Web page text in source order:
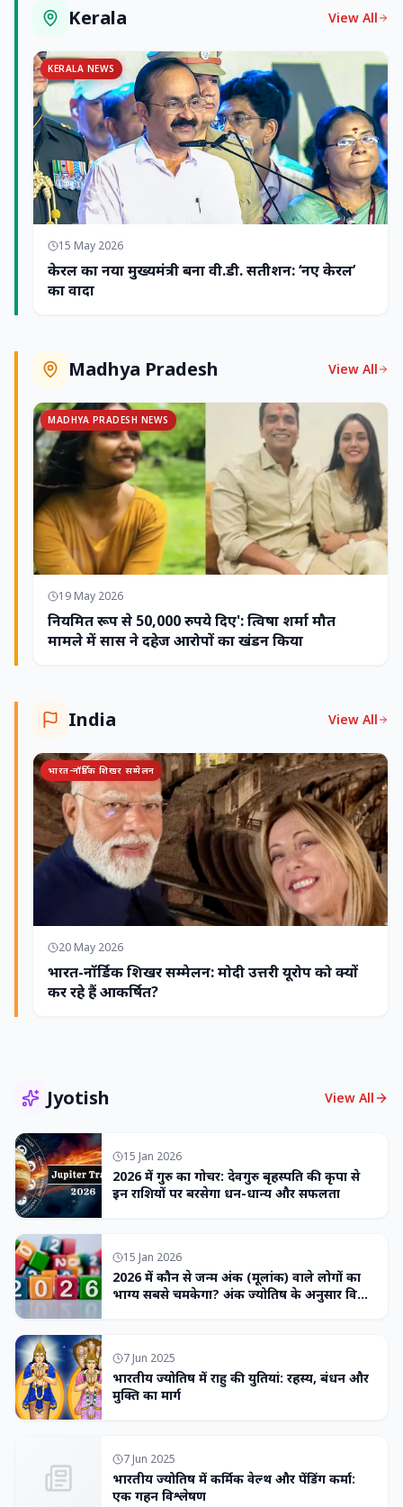
Kerala View All
KERALA NEWS
15 May 2026
केरल का नया मुख्यमंत्री बना वी.डी. सतीशन: ‘नए केरल’
का वादा
Madhya Pradesh View All
MADHYA PRADESH NEWS
19 May 2026
नियमित रूप से 50,000 रुपये दिए': त्विषा शर्मा मौत
मामले में सास ने दहेज आरोपों का खंडन किया
India View All
भारत-नॉर्डिक शिखर सम्मेलन
20 May 2026
भारत-नॉर्डिक शिखर सम्मेलन: मोदी उत्तरी यूरोप को क्यों
कर रहे हैं आकर्षित?
Jyotish View All
15 Jan 2026
2026 में गुरु का गोचर: देवगुरु बृहस्पति की कृपा से
इन राशियों पर बरसेगा धन-धान्य और सफलता
15 Jan 2026
2026 में कौन से जन्म अंक (मूलांक) वाले लोगों का
भाग्य सबसे चमकेगा? अंक ज्योतिष के अनुसार विशेष
7 Jun 2025
भारतीय ज्योतिष में राहु की युतियां: रहस्य, बंधन और
मुक्ति का मार्ग
7 Jun 2025
भारतीय ज्योतिष में कर्मिक वेल्थ और पेंडिंग कर्मा:
एक गहन विश्लेषण